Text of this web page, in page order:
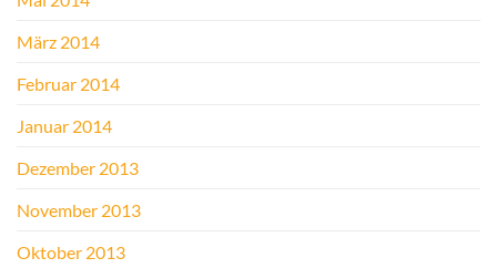
März 2014
Februar 2014
Januar 2014
Dezember 2013
November 2013
Oktober 2013